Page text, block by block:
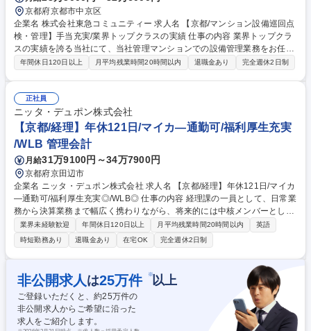
京都府京都市中京区
企業名 株式会社東急コミュニティー 求人名 【京都/マンション設備巡回点
検・管理】手当充実/業界トップクラスの実績 仕事の内容 業界トップクラ
スの実績を誇る当社にて、当社管理マンションでの設備管理業務をお任せ
します。 【具体的には】 ■マンション諸設備の巡回保守点検業務 ■点検結
る業務および一般管理部門業務等 募集職種 【京都/マンション設備巡回点
検・管理】手当充実/業界トップクラスの実績
年間休日120日以上 月平均残業時間20時間以内 退職金あり 完全週休2日制
正社員
ニッタ・デュポン株式会社
【京都/経理】年休121日/マイカ―通勤可/福利厚生充実
/WLB 管理会計
月給31万9100円～34万7900円
京都府京田辺市
企業名 ニッタ・デュポン株式会社 求人名 【京都/経理】年休121日/マイカ
―通勤可/福利厚生充実◎/WLB◎ 仕事の内容 経理課の一員として、日常業
務から決算業務まで幅広く携わりながら、将来的には中核メンバーとして
活躍いただきます。先輩社員からの業務継承を受けながら、段階的に業務
範囲を広げていける環境です。 【具体的な業務内容】・仕訳入力、伝票処
理・売掛金・買掛金の管理・経費精算処理・月次・年次決算業務のサポー
ト・財務諸表作成補助 ・社内各部門との連携・問い合わせ対応 ・海外関
連業務（英語メール対応など／頻度は段階的に増加） ・他部署からの移管
業務（＝海外入金関係業務/海外入金消込） 募集職種 【京都/経理】年休12
1日/マイカ―通勤可/福利厚生充実◎/WLB◎
業界未経験歓迎 年間休日120日以上 月平均残業時間20時間以内
英語
時短勤務あり
退職金あり 在宅OK 完全週休2日制
非公開求人 は25万件 ※以上
ご登録いただくと、約25万件の
非公開求人からご希望に沿った
求人をご紹介します。